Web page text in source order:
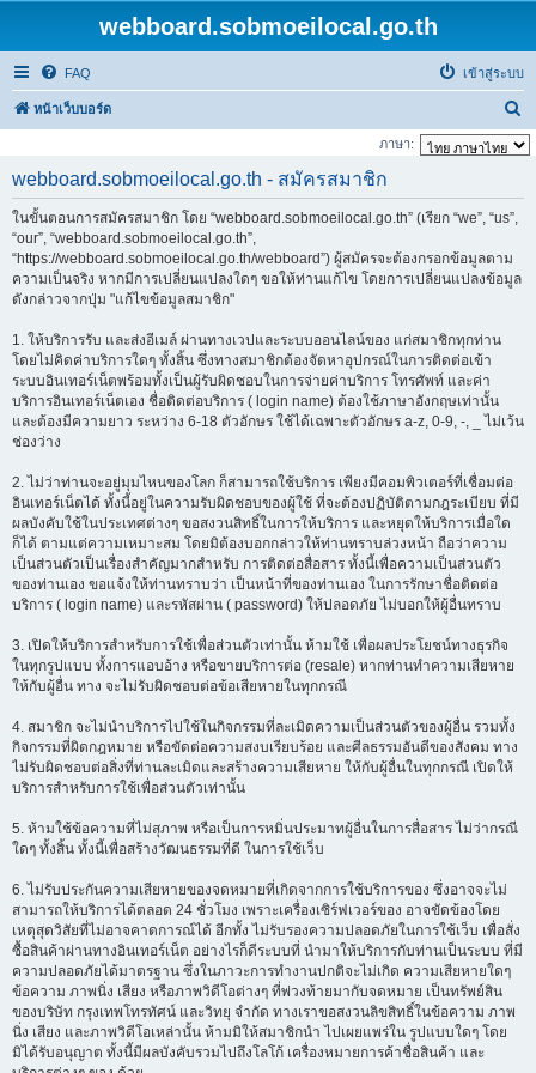
webboard.sobmoeilocal.go.th
FAQ เข้าสู่ระบบ
หน้าเว็บบอร์ด
น
ภาษา:
webboard.sobmoeilocal.go.th - สมัครสมาชิก
ในขั้นตอนการสมัครสมาชิก โดย “webboard.sobmoeilocal.go.th” (เรียก “we”, “us”,
“our”, “webboard.sobmoeilocal.go.th”,
“https://webboard.sobmoeilocal.go.th/webboard”) ผู้สมัครจะต้องกรอกข้อมูลตาม
ความเป็นจริง หากมีการเปลี่ยนแปลงใดๆ ขอให้ท่านแก้ไข โดยการเปลี่ยนแปลงข้อมูล
ดังกล่าวจากปุ่ม "แก้ไขข้อมูลสมาชิก"
1. ให้บริการรับ และส่งอีเมล์ ผ่านทางเวปและระบบออนไลน์ของ แก่สมาชิกทุกท่าน
โดยไม่คิดค่าบริการใดๆ ทั้งสิ้น ซึ่งทางสมาชิกต้องจัดหาอุปกรณ์ในการติดต่อเข้า
ระบบอินเทอร์เน็ตพร้อมทั้งเป็นผู้รับผิดชอบในการจ่ายค่าบริการ โทรศัพท์ และค่า
บริการอินเทอร์เน็ตเอง ชื่อติดต่อบริการ ( login name) ต้องใช้ภาษาอังกฤษเท่านั้น
และต้องมีความยาว ระหว่าง 6-18 ตัวอักษร ใช้ได้เฉพาะตัวอักษร a-z, 0-9, -, _ ไม่เว้น
ช่องว่าง
2. ไม่ว่าท่านจะอยู่มุมไหนของโลก ก็สามารถใช้บริการ เพียงมีคอมพิวเตอร์ที่เชื่อมต่อ
อินเทอร์เน็ตได้ ทั้งนี้อยู่ในความรับผิดชอบของผู้ใช้ ที่จะต้องปฏิบัติตามกฎระเบียบ ที่มี
ผลบังคับใช้ในประเทศต่างๆ ขอสงวนสิทธิ์ในการให้บริการ และหยุดให้บริการเมื่อใด
ก็ได้ ตามแต่ความเหมาะสม โดยมิต้องบอกกล่าวให้ท่านทราบล่วงหน้า ถือว่าความ
เป็นส่วนตัวเป็นเรื่องสำคัญมากสำหรับ การติดต่อสื่อสาร ทั้งนี้เพื่อความเป็นส่วนตัว
ของท่านเอง ขอแจ้งให้ท่านทราบว่า เป็นหน้าที่ของท่านเอง ในการรักษาชื่อติดต่อ
บริการ ( login name) และรหัสผ่าน ( password) ให้ปลอดภัย ไม่บอกให้ผู้อื่นทราบ
3. เปิดให้บริการสำหรับการใช้เพื่อส่วนตัวเท่านั้น ห้ามใช้ เพื่อผลประโยชน์ทางธุรกิจ
ในทุกรูปแบบ ทั้งการแอบอ้าง หรือขายบริการต่อ (resale) หากท่านทำความเสียหาย
ให้กับผู้อื่น ทาง จะไม่รับผิดชอบต่อข้อเสียหายในทุกกรณี
4. สมาชิก จะไม่นำบริการไปใช้ในกิจกรรมที่ละเมิดความเป็นส่วนตัวของผู้อื่น รวมทั้ง
กิจกรรมที่ผิดกฎหมาย หรือขัดต่อความสงบเรียบร้อย และศีลธรรมอันดีของสังคม ทาง
ไม่รับผิดชอบต่อสิ่งที่ท่านละเมิดและสร้างความเสียหาย ให้กับผู้อื่นในทุกกรณี เปิดให้
บริการสำหรับการใช้เพื่อส่วนตัวเท่านั้น
5. ห้ามใช้ข้อความที่ไม่สุภาพ หรือเป็นการหมิ่นประมาทผู้อื่นในการสื่อสาร ไม่ว่ากรณี
ใดๆ ทั้งสิ้น ทั้งนี้เพื่อสร้างวัฒนธรรมที่ดี ในการใช้เว็บ
6. ไม่รับประกันความเสียหายของจดหมายที่เกิดจากการใช้บริการของ ซึ่งอาจจะไม่
สามารถให้บริการได้ตลอด 24 ชั่วโมง เพราะเครื่องเซิร์ฟเวอร์ของ อาจขัดข้องโดย
เหตุสุดวิสัยที่ไม่อาจคาดการณ์ได้ อีกทั้ง ไม่รับรองความปลอดภัยในการใช้เว็บ เพื่อสั่ง
ซื้อสินค้าผ่านทางอินเทอร์เน็ต อย่างไรก็ดีระบบที่ นำมาให้บริการกับท่านเป็นระบบ ที่มี
ความปลอดภัยได้มาตรฐาน ซึ่งในภาวะการทำงานปกติจะไม่เกิด ความเสียหายใดๆ
ข้อความ ภาพนิ่ง เสียง หรือภาพวิดีโอต่างๆ ที่พ่วงท้ายมากับจดหมาย เป็นทรัพย์สิน
ของบริษัท กรุงเทพโทรทัศน์ และวิทยุ จำกัด ทางเราขอสงวนลิขสิทธิ์ในข้อความ ภาพ
นิ่ง เสียง และภาพวิดีโอเหล่านั้น ห้ามมิให้สมาชิกนำ ไปเผยแพร่ใน รูปแบบใดๆ โดย
มิได้รับอนุญาต ทั้งนี้มีผลบังคับรวมไปถึงโลโก้ เครื่องหมายการค้าชื่อสินค้า และ